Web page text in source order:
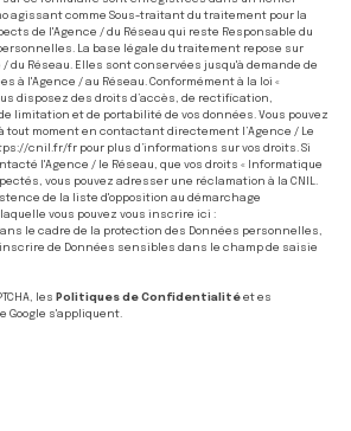
agissant comme Sous-traitant du traitement pour la
de l'Agence / du Réseau qui reste Responsable du
La base légale du traitement repose sur
du Réseau. Elles sont conservées jusqu'à demande de
à l'Agence / au Réseau. Conformément à la loi «
disposez des droits d’accès, de rectification,
limitation et de portabilité de vos données. Vous pouvez
tout moment en contactant directement l’Agence / Le
cnil.fr/fr pour plus d’informations sur vos droits. Si
l'Agence / le Réseau, que vos droits « Informatique
vous pouvez adresser une réclamation à la CNIL.
de la liste d'opposition au démarchage
vous pouvez vous inscrire ici :
le cadre de la protection des Données personnelles,
de Données sensibles dans le champ de saisie
les Politiques de Confidentialité et es
Google s'appliquent.